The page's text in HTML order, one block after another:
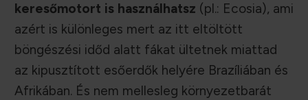
keresőmotort is használhatsz (pl.: Ecosia), ami
azért is különleges mert az itt eltöltött
böngészési időd alatt fákat ültetnek miattad
az kipusztított esőerdők helyére Brazíliában és
Afrikában. És nem mellesleg környezetbarát